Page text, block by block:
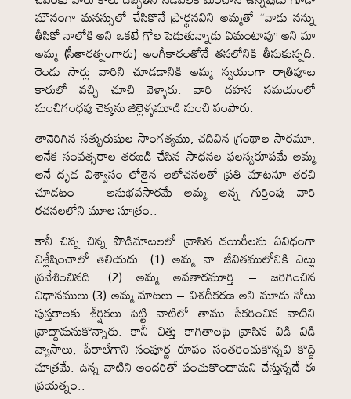
మౌనంగా మనస్సులో చేసికొనే ప్రార్థనవిని అమ్మతో “వాడు నన్ను
తీసికో నాలోకి అని ఒకటే గోల పెడుతున్నాడు ఏమంటావు” అని మా
అమ్మ (సీతారత్నంగారు) అంగీకారంతోనే తనలోనికి తీసుకున్నది.
రెండు సార్లు వారిని చూడడానికి అమ్మ స్వయంగా రాత్రిపూట
కారులో వచ్చి చూచి వెళ్ళారు. వారి దహన సమయంలో
మంచిగంధపు చెక్కను జిల్లెళ్ళమూడి నుంచి పంపారు.
తానెరిగిన సత్పురుషుల సాంగత్యము, చదివిన గ్రంథాల సారమూ,
అనేక సంవత్సరాల తరబడి చేసిన సాధనల ఫలస్వరూపమే అమ్మ
అనే దృఢ విశ్వాసం లోతైన ఆలోచనలతో ప్రతి మాటనూ తరచి
చూడటం – అనుభవసారమే అమ్మ అన్న గుర్తింపు వారి
రచనలలోని మూల సూత్రం..
కానీ చిన్న చిన్న పొడిమాటలలో వ్రాసిన డయిరీలను ఏవిధంగా
విశ్లేషించాలో తెలియదు. (1) అమ్మ నా జీవితములోనికి ఎట్లు
ప్రవేశించినది. (2) అమ్మ అవతారమూర్తి – జరిగించిన
విధానములు (3) అమ్మ మాటలు – విశదీకరణ అని మూడు నోటు
పుస్తకాలకు శీర్షికలు పెట్టి వాటిలో తాము సేకరించిన వాటిని
వ్రాద్దామనుకొన్నారు. కానీ చిత్తు కాగితాలపై వ్రాసిన విడి విడి
వ్యాసాలు, పేరాలేగాని సంపూర్ణ రూపం సంతరించుకొన్నవి కొద్ది
మాత్రమే. ఉన్న వాటిని అందరితో పంచుకొందామని చేస్తున్నదే ఈ
ప్రయత్నం..